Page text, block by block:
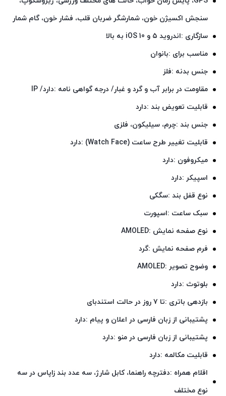
سنجش اکسیژن خون، شمارشگر ضربان قلب، فشار خون، گام شمار
سازگاری :اندروید ۵ و iOS 10 به بالا
مناسب برای :بانوان
جنس بدنه :فلز
مقاومت در برابر آب و گرد و غبار/ درجه گواهی‌ نامه :دارد/ IP
قابلیت تعویض بند :دارد
جنس بند :چرم، سیلیکون، فلزی
قابلیت تغییر طرح ساعت (Watch Face) :دارد
میکروفون :دارد
اسپیکر :دارد
نوع قفل بند :سگکی
سبک ساعت :اسپورت
نوع صفحه نمایش :AMOLED
فرم صفحه نمایش :گرد
وضوح تصویر :AMOLED
بلوتوث :دارد
بازدهی باتری :تا ۷ روز در حالت استندبای
پشتیبانی از زبان فارسی در اعلان و پیام :دارد
پشتیبانی از زبان فارسی در منو :دارد
قابلیت مکالمه :دارد
اقلام همراه :دفترچه راهنما، کابل شارژ، سه عدد بند زاپاس در سه
نوع مختلف